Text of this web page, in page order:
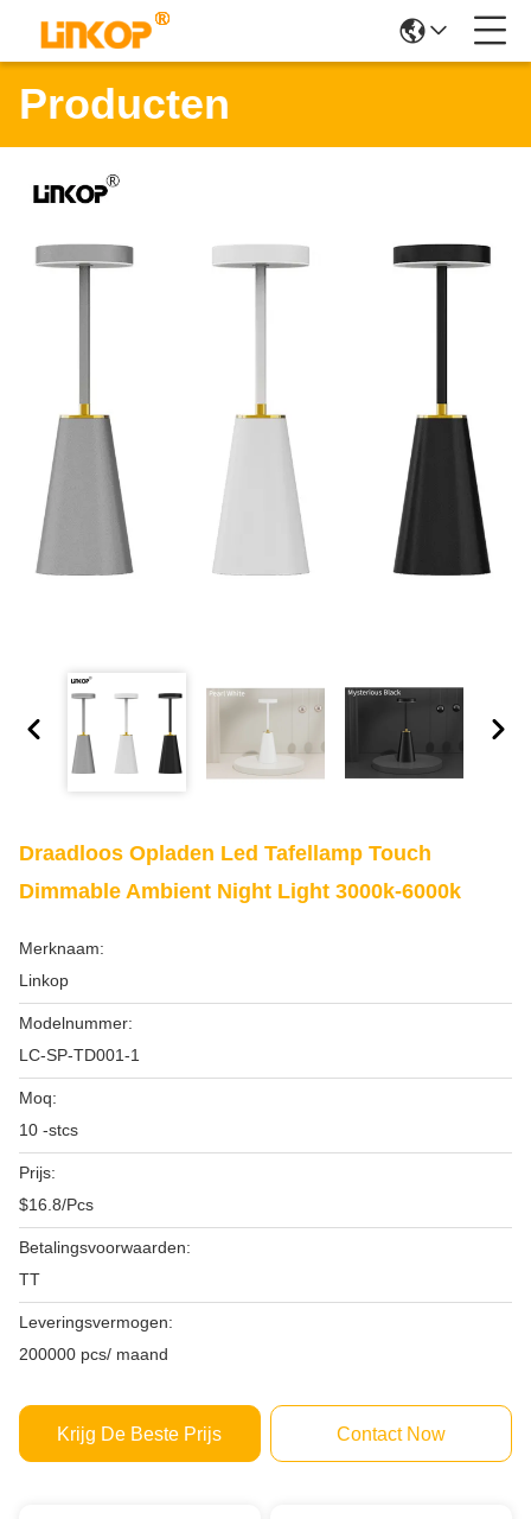
Producten
Draadloos Opladen Led Tafellamp Touch
Dimmable Ambient Night Light 3000k-6000k
Merknaam:
Linkop
Modelnummer:
LC-SP-TD001-1
Moq:
10 -stcs
Prijs:
$16.8/Pcs
Betalingsvoorwaarden:
TT
Leveringsvermogen:
200000 pcs/ maand
Krijg De Beste Prijs Contact Now